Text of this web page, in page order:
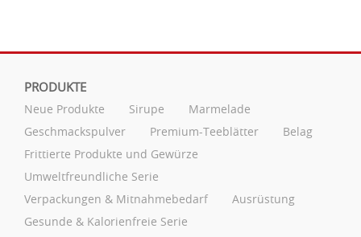
PRODUKTE
Neue Produkte Sirupe
Marmelade
Geschmackspulver
Premium-Teeblätter
Belag
Frittierte Produkte und Gewürze
Umweltfreundliche Serie
Verpackungen & Mitnahmebedarf
Ausrüstung
Gesunde & Kalorienfreie Serie